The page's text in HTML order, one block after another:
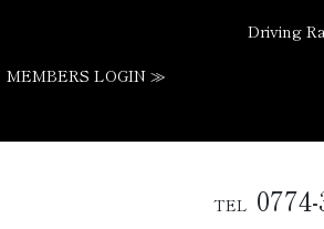
Driving
MEMBERS LOGIN ≫
TEL